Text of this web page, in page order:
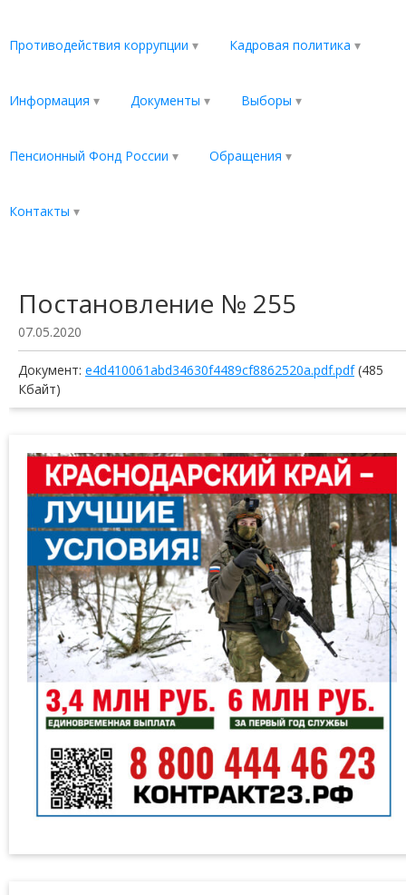
Противодействия коррупции Кадровая политика
Информация Документы Выборы
Пенсионный Фонд России Обращения
Контакты
Постановление № 255
07.05.2020
Документ: e4d410061abd34630f4489cf8862520a.pdf.pdf(485
Кбайт)